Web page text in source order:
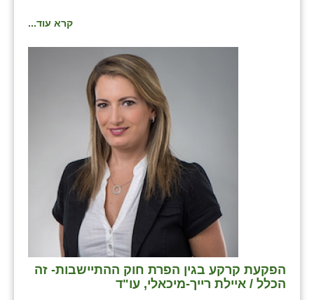
קרא עוד...
הפקעת קרקע בגין הפרת חוק ההתיישבות- זה
הכלל / איילת רייך-מיכאלי, עו"ד